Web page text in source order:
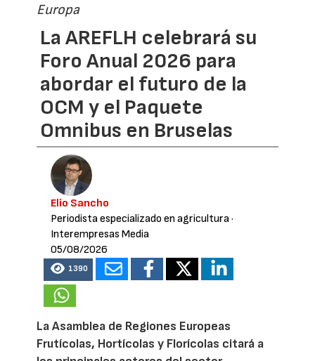
Europa
La AREFLH celebrará su
Foro Anual 2026 para
abordar el futuro de la
OCM y el Paquete
Omnibus en Bruselas
Elio Sancho
Periodista especializado en agricultura·
Interempresas Media
05/08/2026
1390
La Asamblea de Regiones Europeas
Frutícolas, Hortícolas y Florícolas citará a